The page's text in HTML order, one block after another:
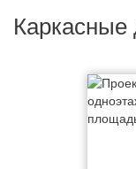
Каркасные